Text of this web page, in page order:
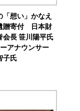
「想い」かなえ
寄付 日本財
会長 笹川陽平氏
アナウンサー
子氏